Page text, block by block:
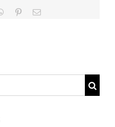
WhatsApp
PinterestCorreo